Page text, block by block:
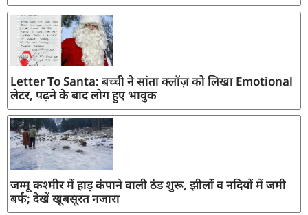
Letter To Santa: बच्ची ने सांता क्लॉज़ को लिखा Emotional
लेटर, पढ़ने के बाद लोग हुए भावुक
जम्मू कश्मीर में हाड़ कंपाने वाली ठंड शुरू, झीलों व नदियों में जमी
बर्फ; देखें खूबसूरत नजारा